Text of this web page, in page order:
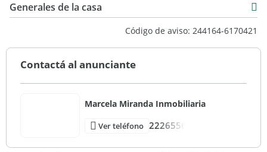
Generales de la casa
Código de aviso: 244164-6170421
Contactá al anunciante
Marcela Miranda Inmobiliaria
Ver teléfono 2226556